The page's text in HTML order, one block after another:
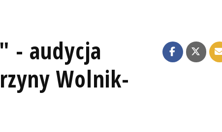
- audycja
Wolnik-